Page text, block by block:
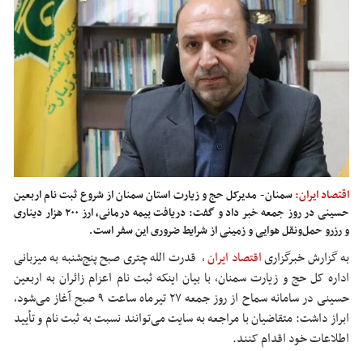
اقتصاد ایران:سمنان- مدیرکل حج و زیارت استان سمنان از شروع ثبت نام اربعین
حسینی در روز جمعه خبر داد و گفت: دریافت بیمه درمانی، ارز ۲۰۰ هزار دیناری
و رزرو حمل‌ونقل هوایی و زمینی از شرایط ضروری این سفر است.
به گزارش خبرگزاریاقتصاد ایران، قدرت الله چتری صبح پنج‌شنبه به میزبانی
اداره کل حج و زیارت سمنان، با بیان اینکه ثبت نام اعزام زائران به اربعین
حسینی در سامانهسماح
از روز جمعه ۲۷ تیرماه ساعت ۹ صبح آغاز می‌شود،
ابراز داشت: متقاضیان با مراجعه به سایت می‌توانند نسبت به ثبت نام و تأیید
اطلاعات خود اقدام کنند.